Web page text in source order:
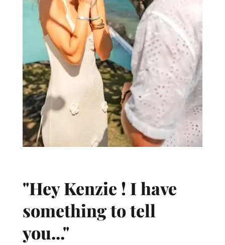
"Hey Kenzie ! I have
something to tell
you..."